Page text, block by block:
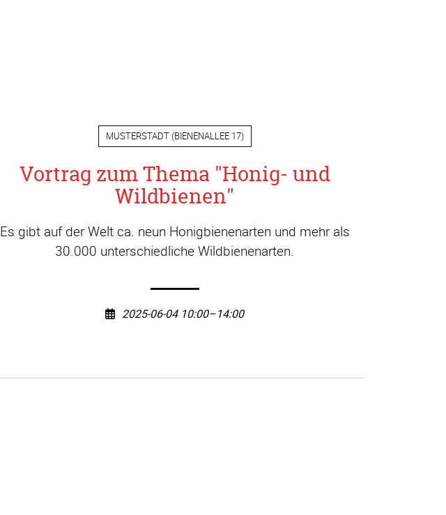
MUSTERSTADT(BIENENALLEE 17)
Vortrag zum Thema "Honig- und
Wildbienen"
Es gibt auf der Welt ca. neun Honigbienenarten und mehr als
30.000 unterschiedliche Wildbienenarten.
2025-06-04 10:00–14:00